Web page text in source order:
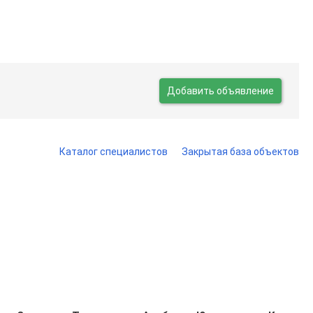
Добавить объявление
Каталог специалистов Закрытая база объектов